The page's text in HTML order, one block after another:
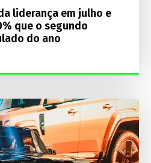
liderança em julho e
que o segundo
do ano